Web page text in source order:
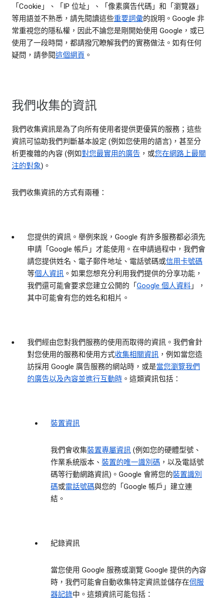
「Cookie」、「IP 位址」、「像素廣告代碼」和「瀏覽器」
等用語並不熟悉，請先閱讀這些重要詞彙的說明。Google 非
常重視您的隱私權，因此不論您是剛開始使用 Google，或已
使用了一段時間，都請撥冗瞭解我們的實務做法。如有任何
疑問，請參閱這個網頁 。
我們收集的資訊
我們收集資訊是為了向所有使用者提供更優質的服務；這些
資訊可協助我們判斷基本設定 (例如您使用的語言)，甚至分
析更複雜的內容 (例如對您最實用的廣告 ，或您在網路上最關
注的對象)。
我們收集資訊的方式有兩種：
您提供的資訊。 舉例來說，Google 有許多服務都必須先
申請「Google 帳戶」才能使用。在申請過程中，我們會
請您提供姓名、電子郵件地址、電話號碼或信用卡號碼
等個人資訊 。如果您想充分利用我們提供的分享功能，
我們還可能會要求您建立公開的「 Google 個人資料 」，
其中可能會有您的姓名和相片。
我們經由您對我們服務的使用而取得的資訊。 我們會針
對您使用的服務和使用方式收集相關資訊 ，例如當您造
訪採用 Google 廣告服務的網站時，或是當您瀏覽我們
的廣告以及內容並進行互動時 。這類資訊包括：
裝置資訊
我們會收集裝置專屬資訊 (例如您的硬體型號、
作業系統版本、 裝置的唯一識別碼 ，以及電話號
碼等行動網路資訊)。Google 會將您的裝置識別
碼或電話號碼與您的「Google 帳戶」建立連
結。
紀錄資訊
當您使用 Google 服務或瀏覽 Google 提供的內容
時，我們可能會自動收集特定資訊並儲存在伺服
器記錄中。這類資訊可能包括：